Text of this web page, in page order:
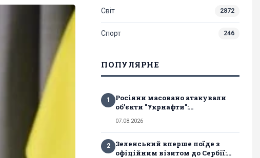
Світ 2872
Спорт 246
ПОПУЛЯРНЕ
1
Росіяни масовано атакували
обʼєкти "Укрнафти":...
07.08.2026
2
Зеленський вперше поїде з
офіційним візитом до Сербії:...